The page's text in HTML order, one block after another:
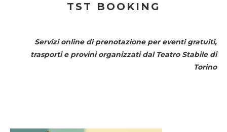
TST BOOKING
Servizi online di prenotazione per eventi gratuiti,
trasporti e provini organizzati dal Teatro Stabile di
Torino